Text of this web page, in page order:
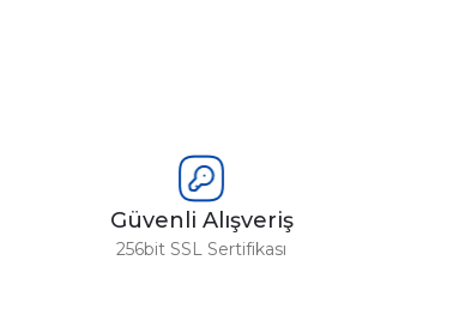
Güvenli Alışveriş
256bit SSL Sertifikası